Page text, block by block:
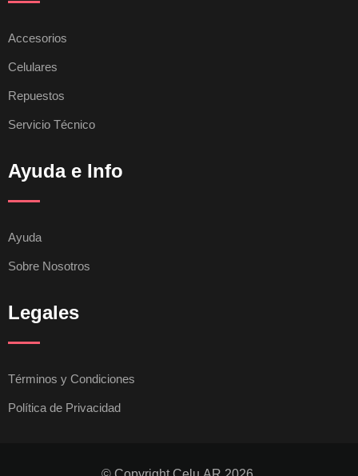
Accesorios
Celulares
Repuestos
Servicio Técnico
Ayuda e Info
Ayuda
Sobre Nosotros
Legales
Términos y Condiciones
Política de Privacidad